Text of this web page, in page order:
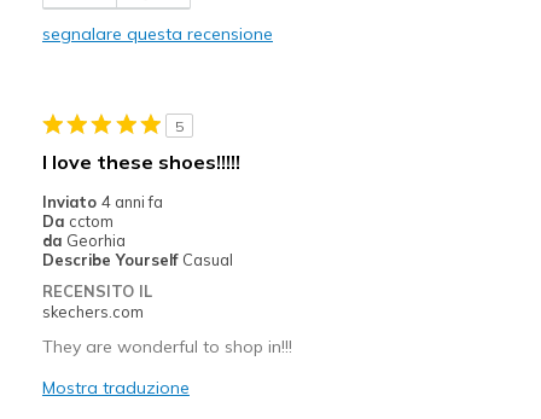
Migliori Utilizzi:
Casual Wear
Special Occasions
Width
Sizing
Feels true to size
View On Shoes
segnalare questa recensione
5
I love these shoes!!!!!
Inviato 4 anni fa
Da cctom
da Georhia
Describe Yourself Casual
RECENSITO IL
skechers.com
They are wonderful to shop in!!!
Mostra traduzione